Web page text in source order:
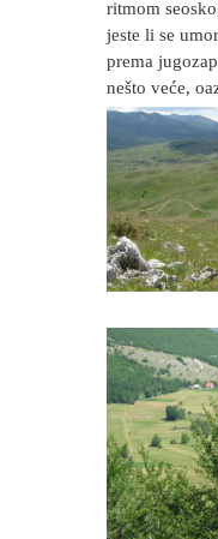
ritmom
jeste li se
prema
nešto veće,